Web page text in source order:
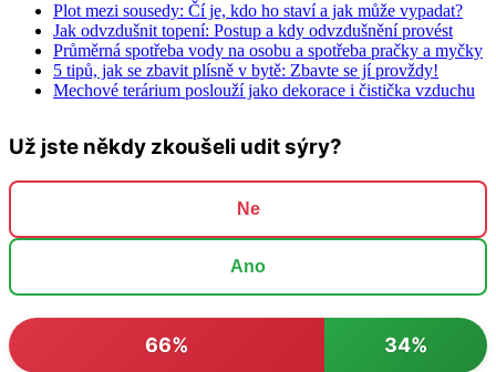
Plot mezi sousedy: Čí je, kdo ho staví a jak může vypadat?
Jak odvzdušnit topení: Postup a kdy odvzdušnění provést
Průměrná spotřeba vody na osobu a spotřeba pračky a myčky
5 tipů, jak se zbavit plísně v bytě: Zbavte se jí provždy!
Mechové terárium poslouží jako dekorace i čistička vzduchu
Už jste někdy zkoušeli udit sýry?
Ne
Ano
66% 34%